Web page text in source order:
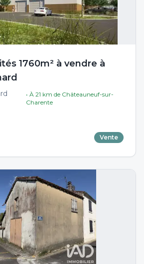
1760m² à vendre à
• À 21 km de Châteauneuf-sur-
Charente
Vente